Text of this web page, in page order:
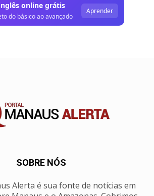
online grátis
do básico ao avançado
Aprender
SOBRE NÓS
Alerta é sua fonte de notícias em